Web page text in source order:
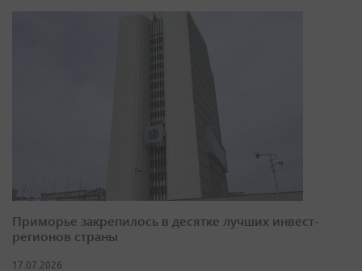
Приморье закрепилось в десятке лучших инвест-
регионов страны
17.07.2026